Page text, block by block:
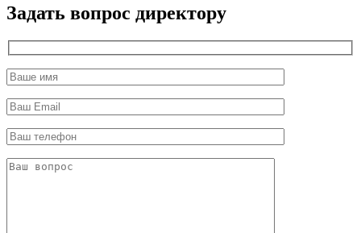
Задать вопрос директору